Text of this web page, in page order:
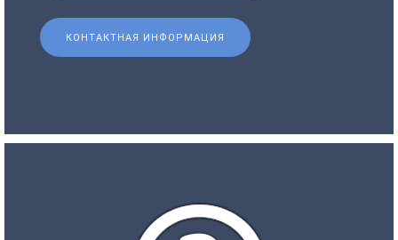
КОНТАКТНАЯ ИНФОРМАЦИЯ